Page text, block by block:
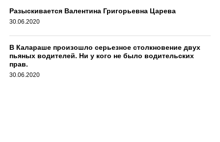
Разыскивается Валентина Григорьевна Царева
30.06.2020
В Калараше произошло серьезное столкновение двух
пьяных водителей. Ни у кого не было водительских
прав.
30.06.2020